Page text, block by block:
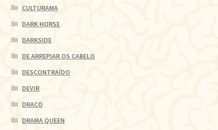
CULTURAMA
DARK HORSE
DARKSIDE
DE ARREPIAR OS CABELO
DESCONTRAÍDO
DEVIR
DRACO
DRAMA QUEEN